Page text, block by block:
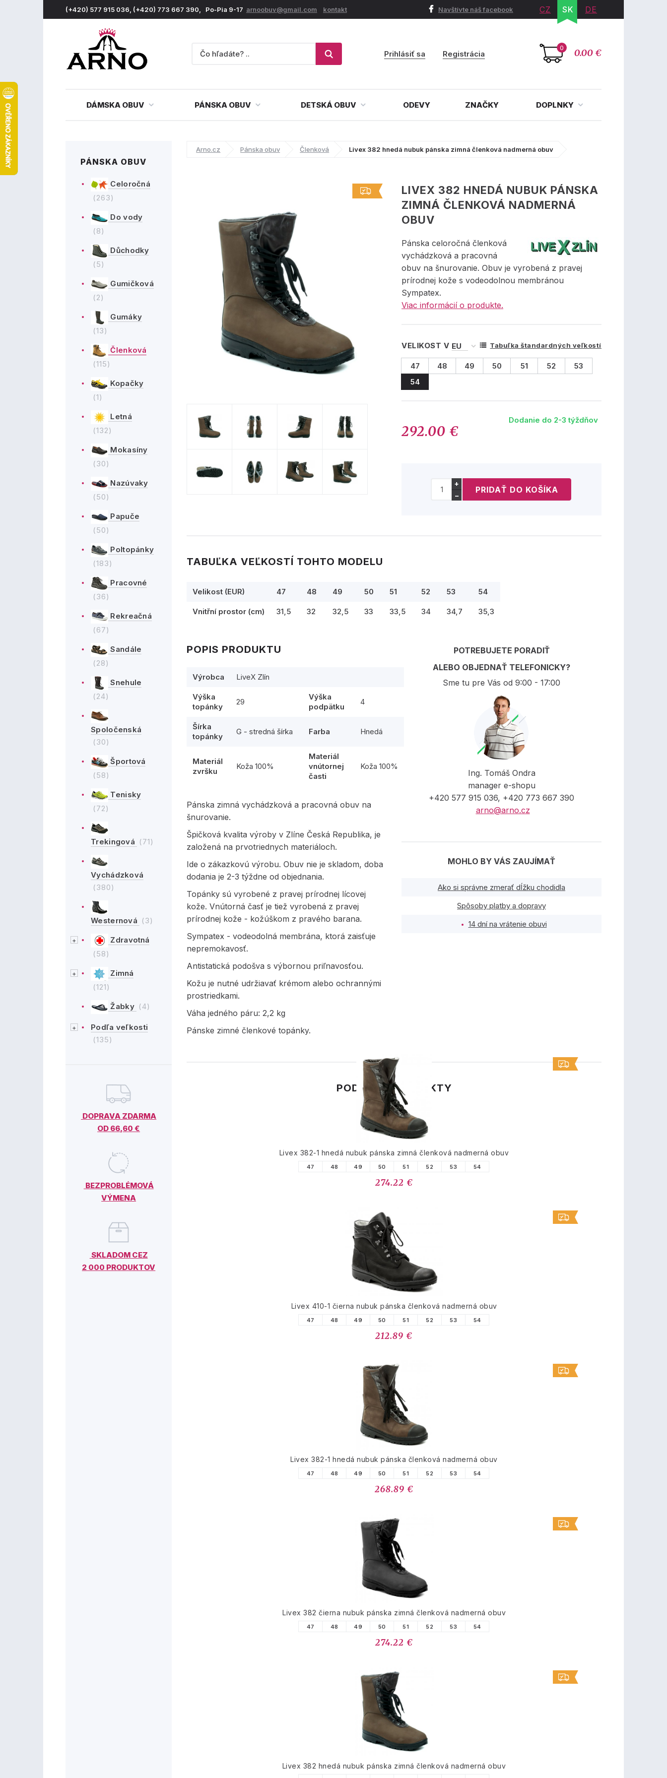
(+420) 577 915 036, (+420) 773 667 390, Po-Pia 9-17 arnoobuv@gmail.com kontakt Navštívte náš facebook CZ SK DE
0 0.00 €
Prihlásiť sa Registrácia
DÁMSKA OBUV PÁNSKA OBUV DETSKÁ OBUV ODEVY ZNAČKY DOPLNKY
PÁNSKA OBUV
Celoročná
(263)
Do vody
(8)
Důchodky
(5)
Gumičková
(2)
Gumáky
(13)
Členková
(115)
Kopačky
(1)
Letná
(132)
Mokasíny
(30)
Nazúvaky
(50)
Papuče
(50)
Poltopánky
(183)
Pracovné
(36)
Rekreačná
(67)
Sandále
(28)
Snehule
(24)
Spoločenská
(30)
Športová
(58)
Tenisky
(72)
Trekingová (71)
Vychádzková
(380)
Westernová (3)
Zdravotná
(58)
Zimná
(121)
Žabky (4)
Podľa veľkosti
(135)
DOPRAVA ZDARMA
OD 66,60 €
BEZPROBLÉMOVÁ
VÝMENA
SKLADOM CEZ
2 000 PRODUKTOV
Arno.cz Pánska obuv Členková Livex 382 hnedá nubuk pánska zimná členková nadmerná obuv
LIVEX 382 HNEDÁ NUBUK PÁNSKA
ZIMNÁ ČLENKOVÁ NADMERNÁ
OBUV
Pánska celoročná členková
vychádzková a pracovná
obuv na šnurovanie. Obuv je vyrobená z pravej
prírodnej kože s vodeodolnou membránou
Sympatex.
Viac informácií o produkte.
VELIKOST V Tabuľka štandardných veľkostí
47 48 49 50 51 52
53
54
292.00 €
Dodanie do 2-3 týždňov
+
−
TABUĽKA VEĽKOSTÍ TOHTO MODELU
Velikost (EUR) 47 48 49 50 51 52 53 54
Vnitřní prostor (cm) 31,5 32 32,5 33 33,5 34 34,7 35,3
POPIS PRODUKTU
Výrobca LiveX Zlín
Výška
topánky
29
Výška
podpätku
4
Šírka
topánky
G - stredná šírka Farba Hnedá
Materiál
zvršku
Koža 100%
Materiál
vnútornej
časti
Koža 100%
Pánska zimná vychádzková a pracovná obuv na
šnurovanie.
Špičková kvalita výroby v Zlíne Česká Republika, je
založená na prvotriednych materiáloch.
Ide o zákazkovú výrobu. Obuv nie je skladom, doba
dodania je 2-3 týždne od objednania.
Topánky sú vyrobené z pravej prírodnej lícovej
kože. Vnútorná časť je tiež vyrobená z pravej
prírodnej kože - kožúškom z pravého barana.
Sympatex - vodeodolná membrána, ktorá zaisťuje
nepremokavosť.
Antistatická podošva s výbornou priľnavosťou.
Kožu je nutné udržiavať krémom alebo ochrannými
prostriedkami.
Váha jedného páru: 2,2 kg
Pánske zimné členkové topánky.
POTREBUJETE PORADIŤ
ALEBO OBJEDNAŤ TELEFONICKY?
Sme tu pre Vás od 9:00 - 17:00
Ing. Tomáš Ondra
manager e-shopu
+420 577 915 036, +420 773 667 390
arno@arno.cz
MOHLO BY VÁS ZAUJÍMAŤ
Ako si správne zmerať dĺžku chodidla
Spôsoby platby a dopravy
14 dní na vrátenie obuvi
PODOBNÉ PRODUKTY
Livex 382-1 hnedá nubuk pánska zimná členková nadmerná obuv
47 48 49 50 51 52 53 54
274.22 €
Livex 410-1 čierna nubuk pánska členková nadmerná obuv
47 48 49 50 51 52 53 54
212.89 €
Livex 382-1 hnedá nubuk pánska členková nadmerná obuv
47 48 49 50 51 52 53 54
268.89 €
Livex 382 čierna nubuk pánska zimná členková nadmerná obuv
47 48 49 50 51 52 53 54
274.22 €
Livex 382 hnedá nubuk pánska zimná členková nadmerná obuv